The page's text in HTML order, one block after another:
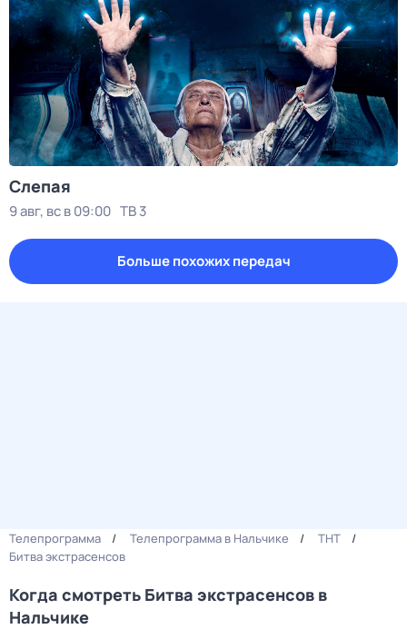
Слепая
9 авг, вс в 09:00 ТВ 3
Больше похожих передач
Телепрограмма Телепрограмма в Нальчике
ТНТ
Битва экстрасенсов
Когда смотреть Битва экстрасенсов в
Нальчике